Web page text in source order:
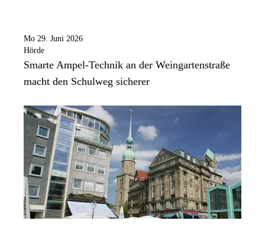
Mo 29. Juni 2026
Hörde
Smarte Ampel-Technik an der Weingartenstraße
macht den Schulweg sicherer